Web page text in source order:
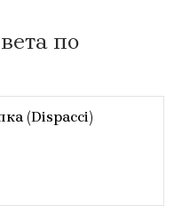
по
(Dispacci)